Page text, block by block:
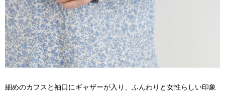
細めのカフスと袖口にギャザーが入り、ふんわりと女性らしい印象